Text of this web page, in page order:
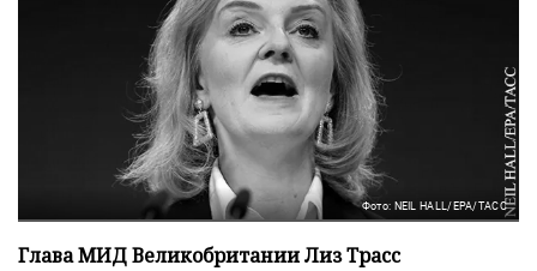
Фото: NEIL HALL/EPA/ТАСС
Глава МИД Великобритании Лиз Трасс